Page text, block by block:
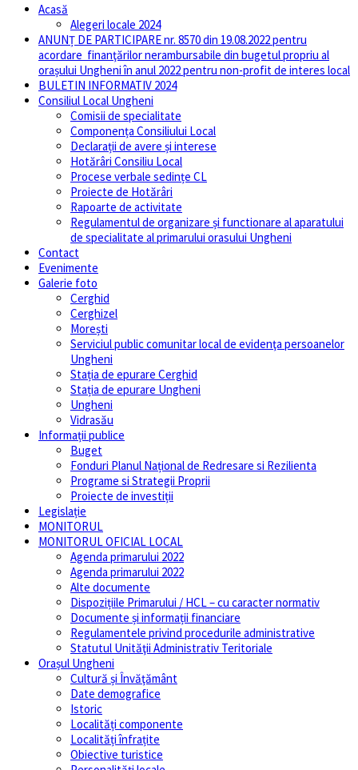
Acasă
Alegeri locale 2024
ANUNȚ DE PARTICIPARE nr. 8570 din 19.08.2022 pentru
acordare finanţărilor nerambursabile din bugetul propriu al
orașului Ungheni în anul 2022 pentru non-profit de interes local
BULETIN INFORMATIV 2024
Consiliul Local Ungheni
Comisii de specialitate
Componența Consiliului Local
Declarații de avere și interese
Hotărâri Consiliu Local
Procese verbale sedințe CL
Proiecte de Hotărâri
Rapoarte de activitate
Regulamentul de organizare și functionare al aparatului
de specialitate al primarului orasului Ungheni
Contact
Evenimente
Galerie foto
Cerghid
Cerghizel
Morești
Serviciul public comunitar local de evidenţa persoanelor
Ungheni
Stația de epurare Cerghid
Stația de epurare Ungheni
Ungheni
Vidrasău
Informații publice
Buget
Fonduri Planul Național de Redresare si Rezilienta
Programe si Strategii Proprii
Proiecte de investiții
Legislație
MONITORUL
MONITORUL OFICIAL LOCAL
Agenda primarului 2022
Agenda primarului 2022
Alte documente
Dispozițiile Primarului / HCL – cu caracter normativ
Documente și informații financiare
Regulamentele privind procedurile administrative
Statutul Unităţii Administrativ Teritoriale
Orașul Ungheni
Cultură și Învăţământ
Date demografice
Istoric
Localități componente
Localități înfrațite
Obiective turistice